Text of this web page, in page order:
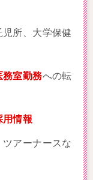
所、大学保健
務室勤務への転
用情報
アーナースな